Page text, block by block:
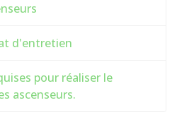
d'entretien
pour réaliser le
ascenseurs.